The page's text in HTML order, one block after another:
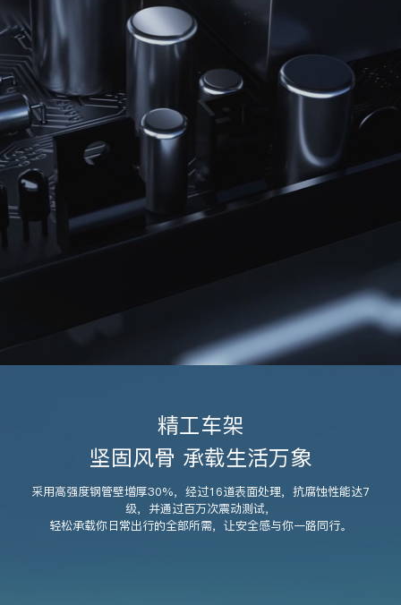
精工车架
坚固风骨 承载生活万象
采用高强度钢管壁增厚30%，经过16道表面处理，抗腐蚀性能达7
级，并通过百万次震动测试，
轻松承载你日常出行的全部所需，让安全感与你一路同行。